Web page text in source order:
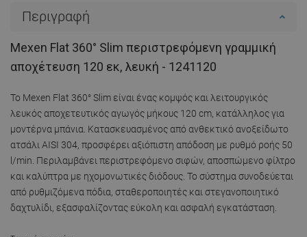
Περιγραφή
Mexen Flat 360° Slim περιστρεφόμενη γραμμική
αποχέτευση 120 εκ, λευκή - 1241120
Το Mexen Flat 360° Slim είναι ένας κομψός και λειτουργικός
λευκός αποχετευτικός αγωγός μήκους 120 cm, κατάλληλος για
μοντέρνα μπάνια. Κατασκευασμένος από ανθεκτικό ανοξείδωτο
ατσάλι AISI 304, προσφέρει αξιόπιστη απόδοση με ρυθμό ροής 50
l/min. Περιλαμβάνει περιστρεφόμενο σιφών, αποσπώμενο φίλτρο
και καλύπτρα με ηχομονωτικές διόδους. Το σύστημα συνοδεύεται
από ρυθμιζόμενα πόδια, σταθεροποιητές και στεγανοποιητικό
δαχτυλίδι, εξασφαλίζοντας εύκολη και ασφαλή εγκατάσταση.